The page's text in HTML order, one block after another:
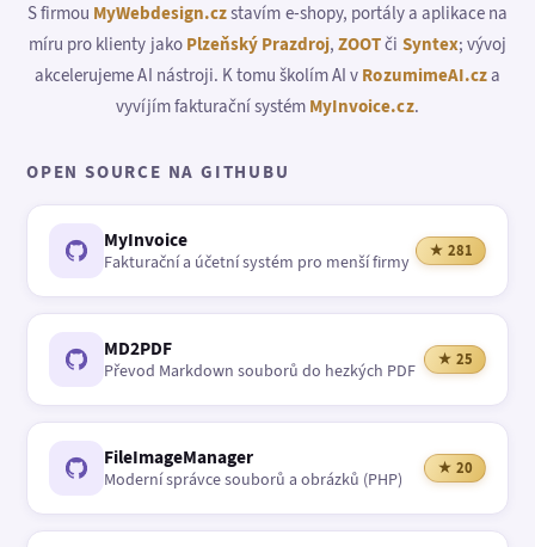
S firmou MyWebdesign.czstavím e-shopy, portály a aplikace na
míru pro klienty jako Plzeňský Prazdroj,ZOOTči Syntex; vývoj
akcelerujeme AI nástroji. K tomu školím AI v RozumimeAI.cza
vyvíjím fakturační systém MyInvoice.cz.
OPEN SOURCE NA GITHUBU
MyInvoice
Fakturační a účetní systém pro menší firmy
★ 281
MD2PDF
Převod Markdown souborů do hezkých PDF
★ 25
FileImageManager
Moderní správce souborů a obrázků (PHP)
★ 20